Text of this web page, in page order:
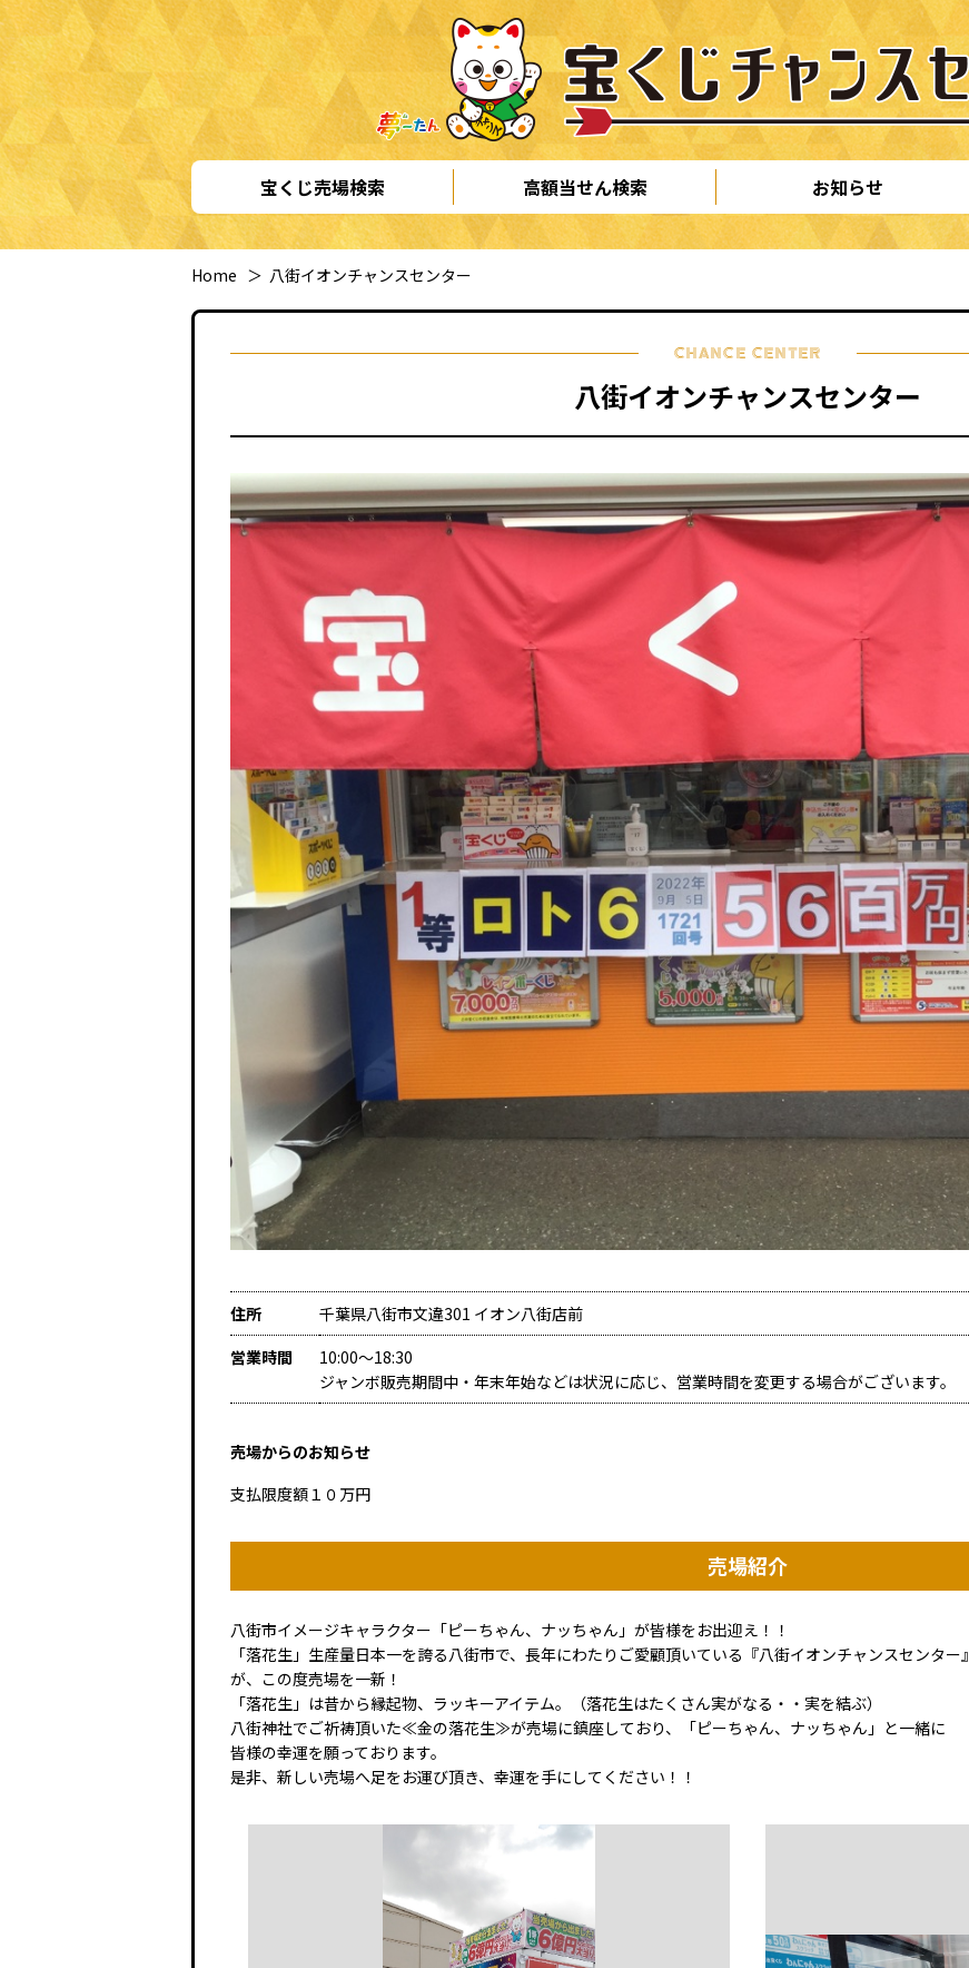
宝くじ売場検索 高額当せん検索 お知らせ
Home ＞ 八街イオンチャンスセンター
CHANCE CENTER
八街イオンチャンスセンター
住所
千葉県八街市文違301 イオン八街店前
営業時間
10:00～18:30
ジャンボ販売期間中・年末年始などは状況に応じ、営業時間を変更する場合がございます。
売場からのお知らせ
支払限度額１０万円
売場紹介
八街市イメージキャラクター「ピーちゃん、ナッちゃん」が皆様をお出迎え！！
「落花生」生産量日本一を誇る八街市で、長年にわたりご愛顧頂いている『八街イオンチャンスセンター』
が、この度売場を一新！
「落花生」は昔から縁起物、ラッキーアイテム。（落花生はたくさん実がなる・・実を結ぶ）
八街神社でご祈祷頂いた≪金の落花生≫が売場に鎮座しており、「ピーちゃん、ナッちゃん」と一緒に
皆様の幸運を願っております。
是非、新しい売場へ足をお運び頂き、幸運を手にしてください！！